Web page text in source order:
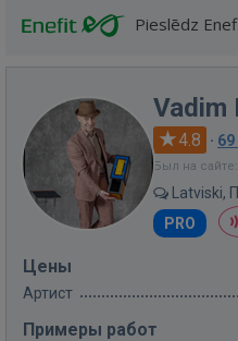
Pieslēdz
Vadim
4.8 ·
Был на
Latviski,
PRO
Цены
Артист
Примеры работ